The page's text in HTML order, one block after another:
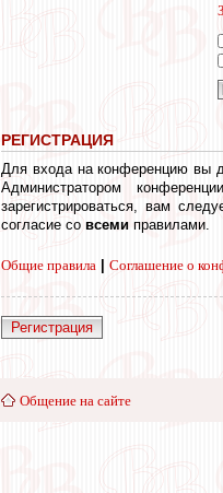
РЕГИСТРАЦИЯ
Для входа на конференцию вы
Администратором
зарегистрироваться, вам
согласие со всеми правилами.
Общие правила Соглашение о
Регистрация
Общение на сайте